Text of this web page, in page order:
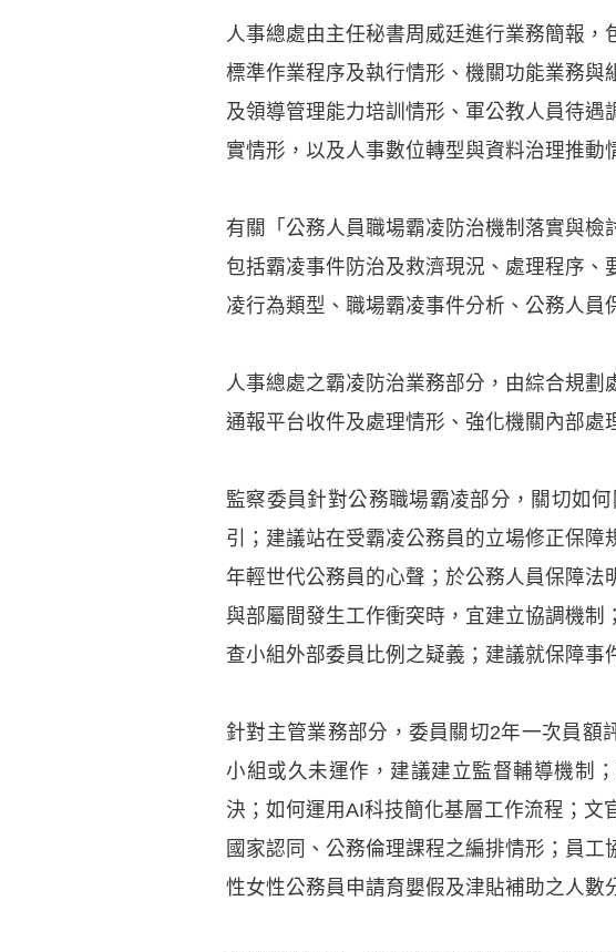
人事總處由主任秘書周威廷進行業務簡報
標準作業程序及執行情形、機關功能業務
及領導管理能力培訓情形、軍公教人員待
實情形，以及人事數位轉型與資料治理推動
有關「公務人員職場霸凌防治機制落實與
包括霸凌事件防治及救濟現況、處理程序
凌行為類型、職場霸凌事件分析、公務人員
人事總處之霸凌防治業務部分，由綜合規
通報平台收件及處理情形、強化機關內部處
監察委員針對公務職場霸凌部分，關切如
引；建議站在受霸凌公務員的立場修正保
年輕世代公務員的心聲；於公務人員保障
與部屬間發生工作衝突時，宜建立協調機
查小組外部委員比例之疑義；建議就保障事
針對主管業務部分，委員關切2年一次員額
小組或久未運作，建議建立監督輔導機制
決；如何運用AI科技簡化基層工作流程；
國家認同、公務倫理課程之編排情形；員
性女性公務員申請育嬰假及津貼補助之人數